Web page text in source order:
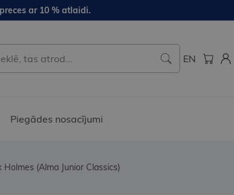
ar 10 % atlaidi.
EN
Piegādes nosacījumi
(Alma Junior Classics)